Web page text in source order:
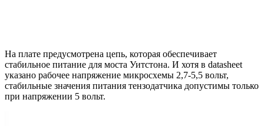
На плате предусмотрена цепь, которая обеспечивает
стабильное питание для моста Уитстона. И хотя в datasheet
указано рабочее напряжение микросхемы 2,7-5,5 вольт,
стабильные значения питания тензодатчика допустимы только
при напряжении 5 вольт.